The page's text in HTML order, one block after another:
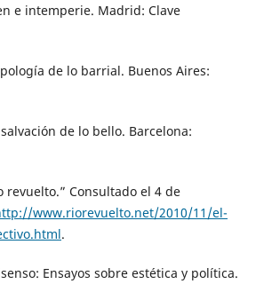
e intemperie. Madrid: Clave
de lo barrial. Buenos Aires:
de lo bello. Barcelona:
revuelto.” Consultado el 4 de
www.riorevuelto.net/2010/11/el-
.
Ensayos sobre estética y política.